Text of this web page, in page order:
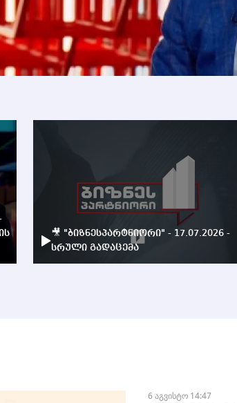
🎥 "ბიზნესპარტნიორი" - 17.07.2026 -
სრული გადაცემა
6 აგვისტო 14:47